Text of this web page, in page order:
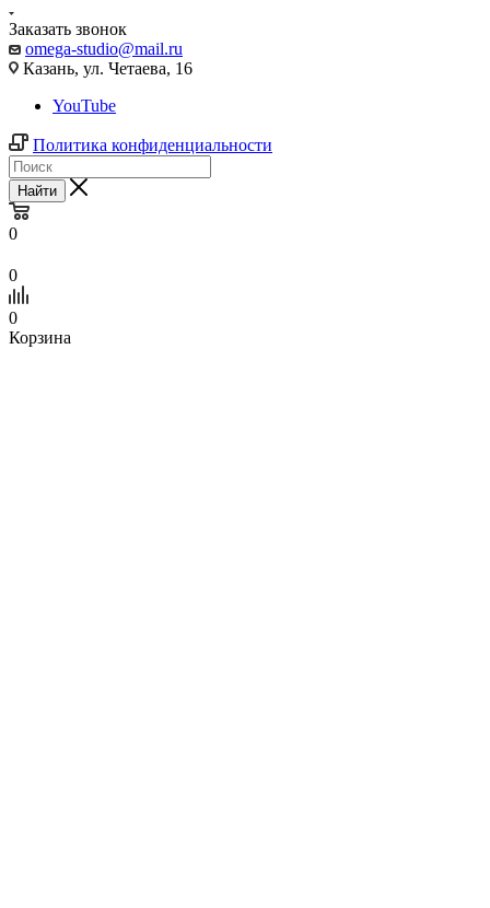
Заказать звонок
omega-studio@mail.ru
Казань, ул. Четаева, 16
YouTube
Политика конфиденциальности
Найти
0
0
0
Корзина